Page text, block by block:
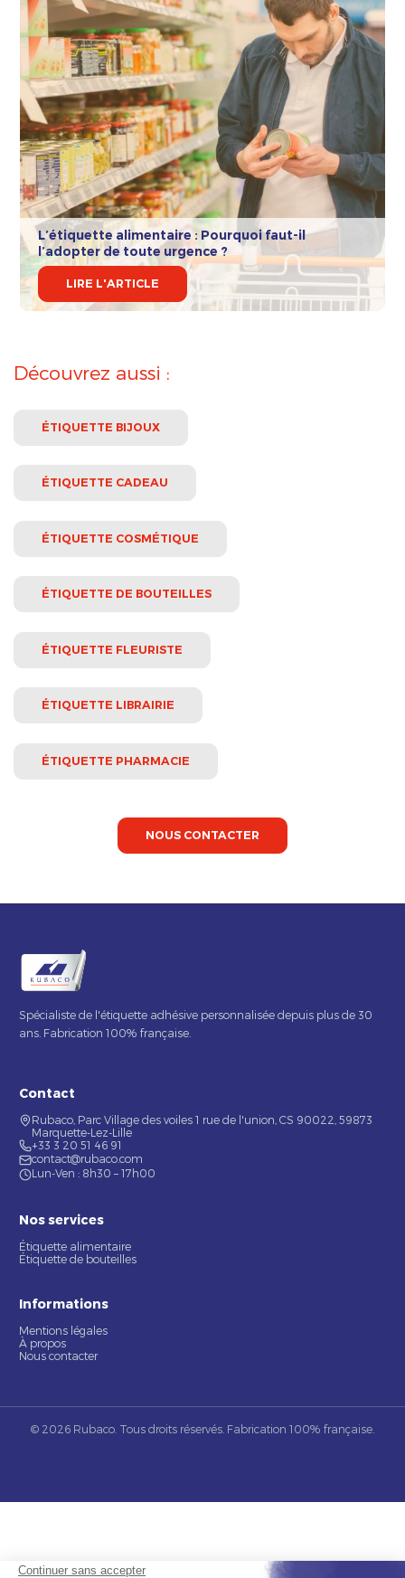
L’étiquette alimentaire : Pourquoi faut-il
l’adopter de toute urgence ?
LIRE L'ARTICLE
Découvrez aussi :
ÉTIQUETTE BIJOUX
ÉTIQUETTE CADEAU
ÉTIQUETTE COSMÉTIQUE
ÉTIQUETTE DE BOUTEILLES
ÉTIQUETTE FLEURISTE
ÉTIQUETTE LIBRAIRIE
ÉTIQUETTE PHARMACIE
NOUS CONTACTER
Spécialiste de l'étiquette adhésive personnalisée depuis plus de 30
ans. Fabrication 100% française.
Contact
Rubaco, Parc Village des voiles 1 rue de l'union, CS 90022, 59873
Marquette-Lez-Lille
+33 3 20 51 46 91
contact@rubaco.com
Lun-Ven : 8h30 – 17h00
Nos services
Étiquette alimentaire
Étiquette de bouteilles
Informations
Mentions légales
À propos
Nous contacter
© 2026 Rubaco. Tous droits réservés. Fabrication 100% française.